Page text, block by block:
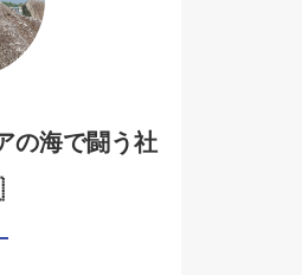
の海で闘う社